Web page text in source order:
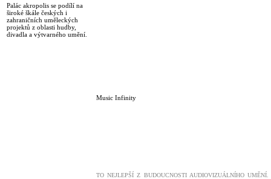
Palác akropolis se podílí na
široké škále českých i
zahraničních uměleckých
projektů z oblasti hudby,
divadla a výtvarného umění.
Music Infinity
TO NEJLEPŠÍ Z BUDOUCNOSTI AUDIOVIZUÁLNÍHO